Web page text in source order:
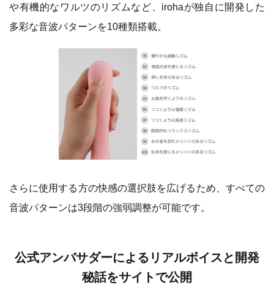
や有機的なワルツのリズムなど、irohaが独自に開発した
多彩な音波パターンを10種類搭載。
さらに使用する方の快感の選択肢を広げるため、すべての
音波パターンは3段階の強弱調整が可能です。
公式アンバサダーによるリアルボイスと開発
秘話をサイトで公開